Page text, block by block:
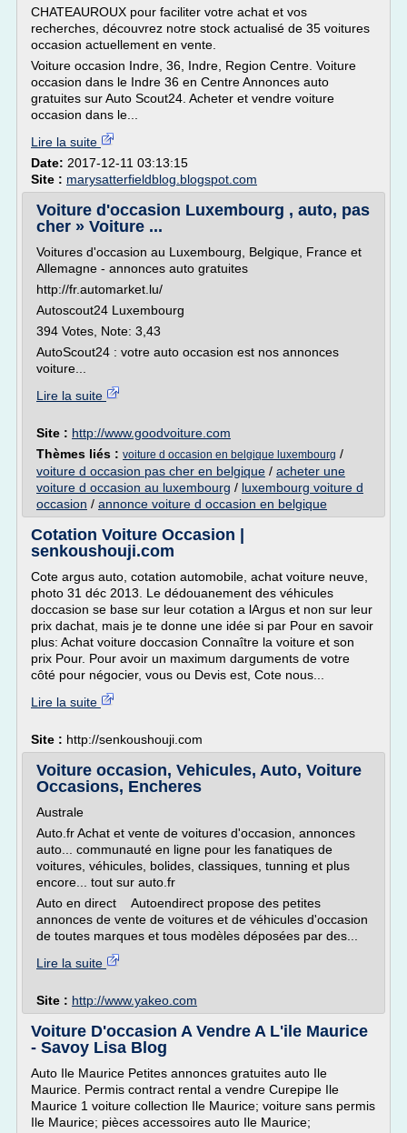
CHATEAUROUX pour faciliter votre achat et vos
recherches, découvrez notre stock actualisé de 35 voitures
occasion actuellement en vente.
Voiture occasion Indre, 36, Indre, Region Centre. Voiture
occasion dans le Indre 36 en Centre Annonces auto
gratuites sur Auto Scout24. Acheter et vendre voiture
occasion dans le...
Lire la suite
Date: 2017-12-11 03:13:15
Site : marysatterfieldblog.blogspot.com
Voiture d'occasion Luxembourg , auto, pas
cher » Voiture ...
Voitures d'occasion au Luxembourg, Belgique, France et
Allemagne - annonces auto gratuites
http://fr.automarket.lu/
Autoscout24 Luxembourg
394 Votes, Note: 3,43
AutoScout24 : votre auto occasion est nos annonces
voiture...
Lire la suite
Site : http://www.goodvoiture.com
Thèmes liés : voiture d occasion en belgique luxembourg /
voiture d occasion pas cher en belgique / acheter une
voiture d occasion au luxembourg / luxembourg voiture d
occasion / annonce voiture d occasion en belgique
Cotation Voiture Occasion |
senkoushouji.com
Cote argus auto, cotation automobile, achat voiture neuve,
photo 31 déc 2013. Le dédouanement des véhicules
doccasion se base sur leur cotation a lArgus et non sur leur
prix dachat, mais je te donne une idée si par Pour en savoir
plus: Achat voiture doccasion Connaître la voiture et son
prix Pour. Pour avoir un maximum darguments de votre
côté pour négocier, vous ou Devis est, Cote nous...
Lire la suite
Site : http://senkoushouji.com
Voiture occasion, Vehicules, Auto, Voiture
Occasions, Encheres
Australe
Auto.fr Achat et vente de voitures d'occasion, annonces
auto... communauté en ligne pour les fanatiques de
voitures, véhicules, bolides, classiques, tunning et plus
encore... tout sur auto.fr
Auto en direct Autoendirect propose des petites
annonces de vente de voitures et de véhicules d'occasion
de toutes marques et tous modèles déposées par des...
Lire la suite
Site : http://www.yakeo.com
Voiture D'occasion A Vendre A L'ile Maurice
- Savoy Lisa Blog
Auto Ile Maurice Petites annonces gratuites auto Ile
Maurice. Permis contract rental a vendre Curepipe Ile
Maurice 1 voiture collection Ile Maurice; voiture sans permis
Ile Maurice; pièces accessoires auto Ile Maurice;